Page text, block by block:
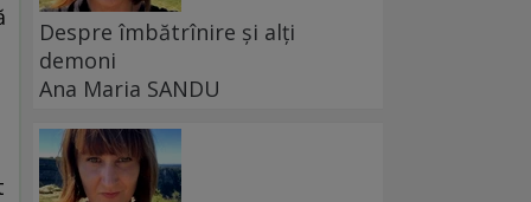
Despre îmbătrînire și alți
demoni
Ana Maria SANDU